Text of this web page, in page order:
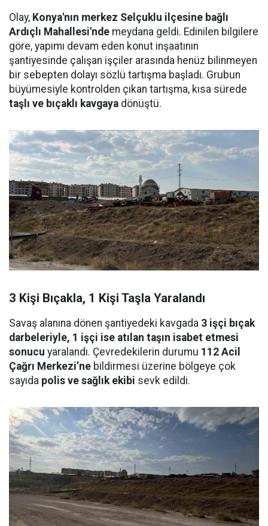
Olay, Konya'nın merkez Selçuklu ilçesine bağlı
Ardıçlı Mahallesi'nde meydana geldi. Edinilen bilgilere
göre, yapımı devam eden konut inşaatının
şantiyesinde çalışan işçiler arasında henüz bilinmeyen
bir sebepten dolayı sözlü tartışma başladı. Grubun
büyümesiyle kontrolden çıkan tartışma, kısa sürede
taşlı ve bıçaklı kavgaya dönüştü.
3 Kişi Bıçakla, 1 Kişi Taşla Yaralandı
Savaş alanına dönen şantiyedeki kavgada 3 işçi bıçak
darbeleriyle, 1 işçi ise atılan taşın isabet etmesi
sonucu yaralandı. Çevredekilerin durumu 112 Acil
Çağrı Merkezi’ne bildirmesi üzerine bölgeye çok
sayıda polis ve sağlık ekibi sevk edildi.